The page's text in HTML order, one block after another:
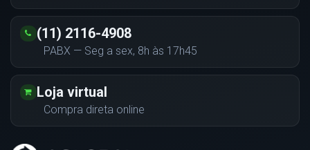
(11) 2116-4908
PABX — Seg a sex, 8h às 17h45
Loja virtual
Compra direta online